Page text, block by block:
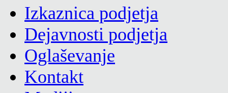
Izkaznica podjetja
Dejavnosti podjetja
Oglaševanje
Kontakt